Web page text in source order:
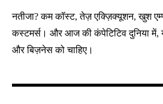
नतीजा? कम कॉस्ट, तेज़ एक्ज़िक्यूशन, खुश
कस्टमर्स। और आज की कंपेटिटिव दुनिया में,
और बिज़नेस को चाहिए।